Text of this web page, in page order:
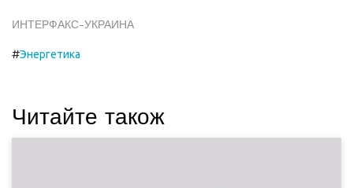
ИНТЕРФАКС-УКРАИНА
#Энергетика
Читайте також